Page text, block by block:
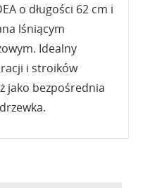
o długości 62 cm i
lśniącym
Idealny
i stroików
jako bezpośrednia